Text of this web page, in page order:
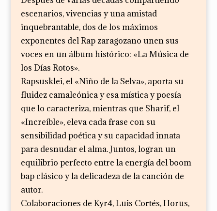
escenarios, vivencias y una amistad
inquebrantable, dos de los máximos
exponentes del Rap zaragozano unen sus
voces en un álbum histórico: «La Música de
los Días Rotos».
Rapsusklei, el «Niño de la Selva», aporta su
fluidez camaleónica y esa mística y poesía
que lo caracteriza, mientras que Sharif, el
«Increíble», eleva cada frase con su
sensibilidad poética y su capacidad innata
para desnudar el alma. Juntos, logran un
equilibrio perfecto entre la energía del boom
bap clásico y la delicadeza de la canción de
autor.
Colaboraciones de Kyr4, Luis Cortés, Horus,